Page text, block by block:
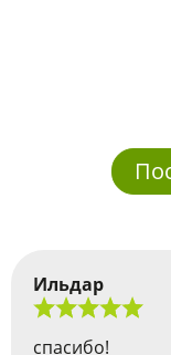
Ильдар
спасибо!